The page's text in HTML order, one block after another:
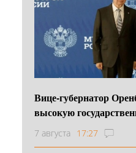
Вице-губернатор
высокую
7 августа 17:27